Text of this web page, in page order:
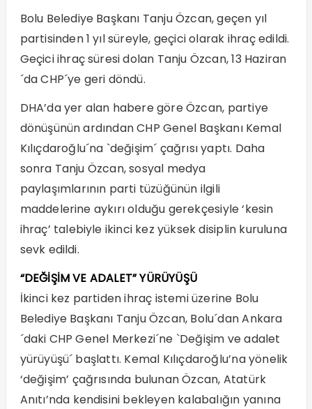
Bolu Belediye Başkanı Tanju Özcan, geçen yıl
partisinden 1 yıl süreyle, geçici olarak ihraç edildi.
Geçici ihraç süresi dolan Tanju Özcan, 13 Haziran
´da CHP´ye geri döndü.
DHA’da yer alan habere göre Özcan, partiye
dönüşünün ardından CHP Genel Başkanı Kemal
Kılıçdaroğlu´na `değişim´ çağrısı yaptı. Daha
sonra Tanju Özcan, sosyal medya
paylaşımlarının parti tüzüğünün ilgili
maddelerine aykırı olduğu gerekçesiyle ‘kesin
ihraç’ talebiyle ikinci kez yüksek disiplin kuruluna
sevk edildi.
“DEĞİŞİM VE ADALET” YÜRÜYÜŞÜ
İkinci kez partiden ihraç istemi üzerine Bolu
Belediye Başkanı Tanju Özcan, Bolu´dan Ankara
´daki CHP Genel Merkezi´ne `Değişim ve adalet
yürüyüşü´ başlattı. Kemal Kılıçdaroğlu’na yönelik
‘değişim’ çağrısında bulunan Özcan, Atatürk
Anıtı’nda kendisini bekleyen kalabalığın yanına